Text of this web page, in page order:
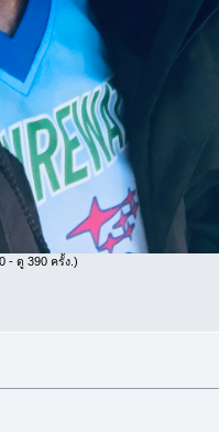
- ดู 390 ครั้ง.)